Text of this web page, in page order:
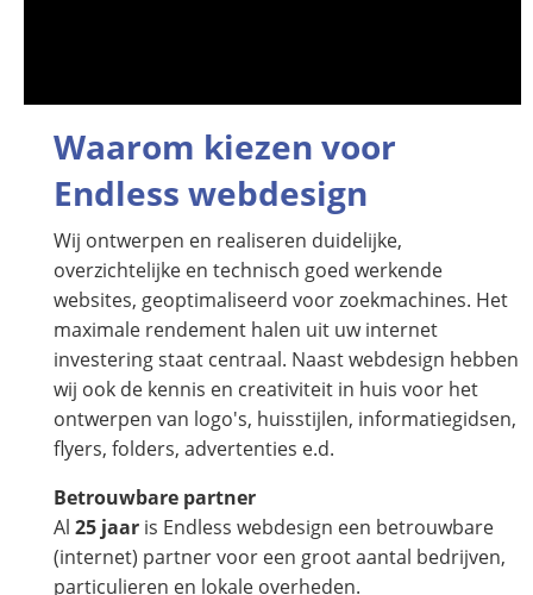
Waarom kiezen voor
Endless webdesign
Wij ontwerpen en realiseren duidelijke,
overzichtelijke en technisch goed werkende
websites, geoptimaliseerd voor zoekmachines. Het
maximale rendement halen uit uw internet
investering staat centraal. Naast webdesign hebben
wij ook de kennis en creativiteit in huis voor het
ontwerpen van logo's, huisstijlen, informatiegidsen,
flyers, folders, advertenties e.d.
Betrouwbare partner
Al 25 jaar is Endless webdesign een betrouwbare
(internet) partner voor een groot aantal bedrijven,
particulieren en lokale overheden.